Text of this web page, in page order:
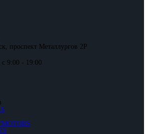
проспект Металлургов 2Р
9:00 - 19:00